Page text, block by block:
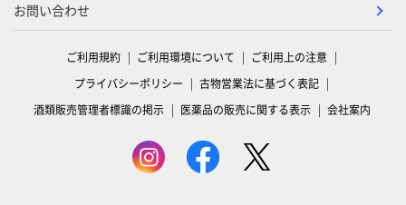
お問い合わせ
ご利用規約 ご利用環境について
ご利用上の注意
プライバシーポリシー
古物営業法に基づく表記
酒類販売管理者標識の掲示
医薬品の販売に関する表示 会社案内